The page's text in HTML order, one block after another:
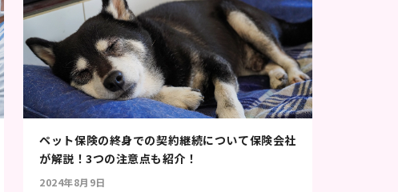
ペット保険の終身での契約継続について保険会社
が解説！3つの注意点も紹介！
2024年8月9日